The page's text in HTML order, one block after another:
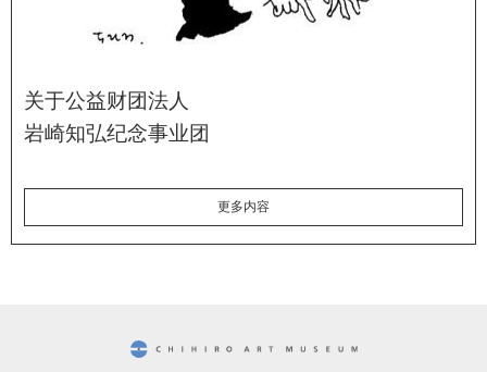
关于公益财团法人
岩崎知弘纪念事业团
更多内容